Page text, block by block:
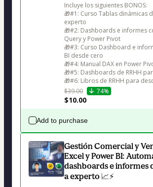
Incluye los siguientes BONOS:
🎁#1: Curso Tablas dinámicas
experto
🎁#2: Dashboards e informes
Query y Power Pivot
🎁#3: Curso Dashboard e
BI desde cero
🎁#4: Manual DAX en Power
🎁#5: Dashboards de RRHH
🎁#6: Libros de RRHH para
$39.00
74%
$10.00
Add to purchase
Gestión Comercial y
Excel y Power BI:
dashboards e informes
a experto 📈⚡